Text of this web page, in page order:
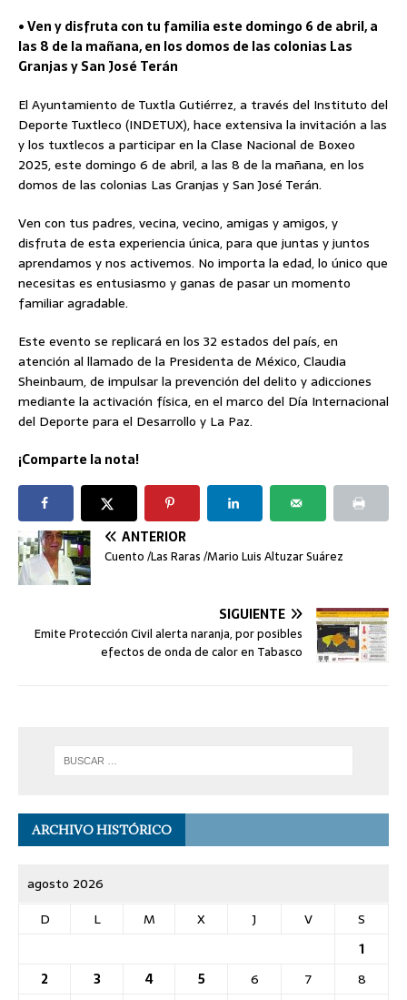
• Ven y disfruta con tu familia este domingo 6 de abril, a
las 8 de la mañana, en los domos de las colonias Las
Granjas y San José Terán
El Ayuntamiento de Tuxtla Gutiérrez, a través del Instituto del
Deporte Tuxtleco (INDETUX), hace extensiva la invitación a las
y los tuxtlecos a participar en la Clase Nacional de Boxeo
2025, este domingo 6 de abril, a las 8 de la mañana, en los
domos de las colonias Las Granjas y San José Terán.
Ven con tus padres, vecina, vecino, amigas y amigos, y
disfruta de esta experiencia única, para que juntas y juntos
aprendamos y nos activemos. No importa la edad, lo único que
necesitas es entusiasmo y ganas de pasar un momento
familiar agradable.
Este evento se replicará en los 32 estados del país, en
atención al llamado de la Presidenta de México, Claudia
Sheinbaum, de impulsar la prevención del delito y adicciones
mediante la activación física, en el marco del Día Internacional
del Deporte para el Desarrollo y La Paz.
¡Comparte la nota!
ANTERIOR
Cuento /Las Raras /Mario Luis Altuzar Suárez
SIGUIENTE
Emite Protección Civil alerta naranja, por posibles
efectos de onda de calor en Tabasco
ARCHIVO HISTÓRICO
agosto 2026
D
L M X J V
S
1
2
3 4 5 6 7
8